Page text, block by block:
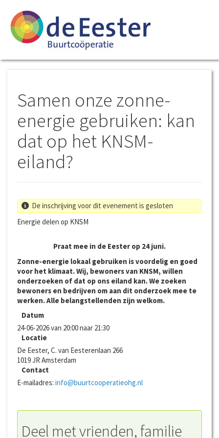
Samen onze zonne-
energie gebruiken: kan
dat op het KNSM-
eiland?
De inschrijving voor dit evenement is gesloten
Energie delen op KNSM
Praat mee in de Eester op 24 juni.
Zonne-energie lokaal gebruiken is voordelig en goed
voor het klimaat. Wij, bewoners van KNSM, willen
onderzoeken of dat op ons eiland kan. We zoeken
bewoners en bedrijven om aan dit onderzoek mee te
werken. Alle belangstellenden zijn welkom.
Datum
24-06-2026 van 20:00 naar 21:30
Locatie
De Eester, C. van Eesterenlaan 266
1019 JR Amsterdam
Contact
E-mailadres: info@buurtcooperatieohg.nl
Deel met vrienden, familie